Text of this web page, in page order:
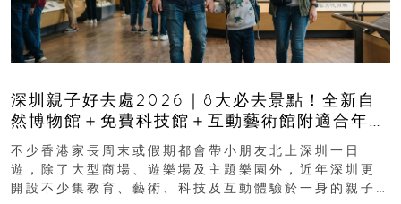
深圳親子好去處2026｜8大必去景點！全新自
然博物館＋免費科技館＋互動藝術館附適合年
齡、交通、門票、開放時間
不少香港家長周末或假期都會帶小朋友北上深圳一日
遊，除了大型商場、遊樂場及主題樂園外，近年深圳更
開設不少集教育、藝術、科技及互動體驗於一身的親子